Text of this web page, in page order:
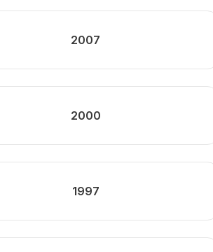
2007
2000
1997